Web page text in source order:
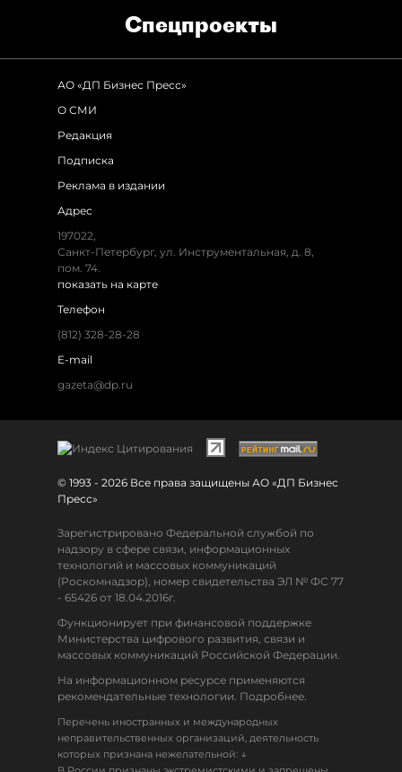
Спец­проекты
АО «ДП Бизнес Пресс»
О СМИ
Редакция
Подписка
Реклама в издании
Адрес
197022,
Санкт-Петербург, ул. Инструментальная, д. 8,
пом. 74.
показать на карте
Телефон
(812) 328-28-28
E-mail
gazeta@dp.ru
© 1993 - 2026 Все права защищены АО «ДП Бизнес
Пресс»
Зарегистрировано Федеральной службой по
надзору в сфере связи, информационных
технологий и массовых коммуникаций
(Роскомнадзор), номер свидетельства ЭЛ № ФС 77
- 65426 от 18.04.2016г.
Функционирует при финансовой поддержке
Министерства цифрового развития, связи и
массовых коммуникаций Российской Федерации.
На информационном ресурсе применяются
рекомендательные технологии. Подробнее.
Перечень иностранных и международных
неправительственных организаций, деятельность
которых признана нежелательной: ↓